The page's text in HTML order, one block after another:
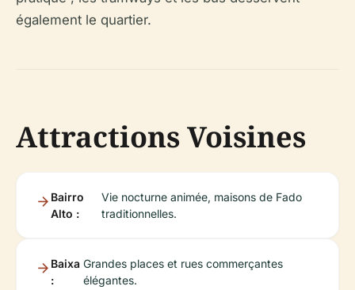
également le quartier.
Attractions Voisines
Bairro
Alto :
Vie nocturne animée, maisons de Fado
traditionnelles.
Baixa
:
Grandes places et rues commerçantes
élégantes.